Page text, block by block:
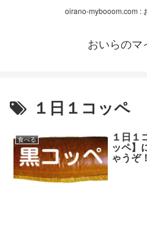
oirano-mybooom.com :
おいらのマ
１日１コッペ
食べる １日１
ッペ】
ゃうぞ！